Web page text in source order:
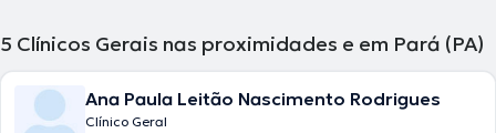
5 Clínicos Gerais nas proximidades e em Pará (PA)
Ana Paula Leitão Nascimento Rodrigues
Clínico Geral